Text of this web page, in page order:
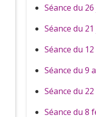
Séance du
Séance du
Séance du
Séance du 9
Séance du
Séance du 8